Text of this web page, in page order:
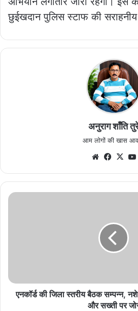
छुईखदान पुलिस स्टाफ की सराहनीय
अनुराग शाँति
आम लोगों की खास
WebsiteX
एनकॉर्ड
खिलाफ
जनजागरूकता
एनकॉर्ड की जिला स्तरीय बैठक सम्पन्न,
और सख्ती पर